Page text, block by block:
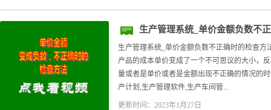
生产管理系统_单价金额负数不
生产管理系统_单价金额负数不正确时的检查
产品的成本单价变成了一个不可思议的大小，
量或者是单价或者是金额出现不正确的情况的
产计划,生产管理软件,生产车间管...
更新时间：2023年1月27日